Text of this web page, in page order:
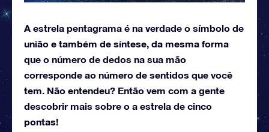
A estrela pentagrama é na verdade o símbolo de
união e também de síntese, da mesma forma
que o número de dedos na sua mão
corresponde ao número de sentidos que você
tem. Não entendeu? Então vem com a gente
descobrir mais sobre o a estrela de cinco
pontas!